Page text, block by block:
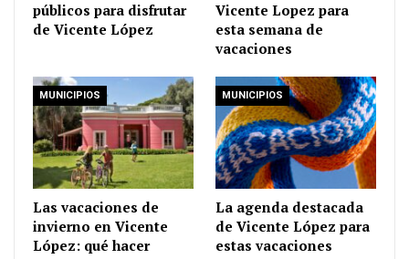
públicos para disfrutar
de Vicente López
Vicente Lopez para
esta semana de
vacaciones
MUNICIPIOS
Las vacaciones de
invierno en Vicente
López: qué hacer
MUNICIPIOS
La agenda destacada
de Vicente López para
estas vacaciones